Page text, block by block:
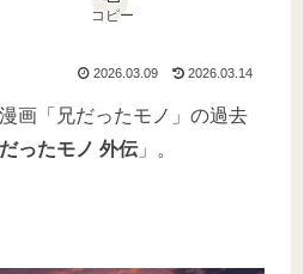
コピー
2026.03.09 2026.03.14
画「兄だったモノ」の過去
ったモノ 外伝 」。